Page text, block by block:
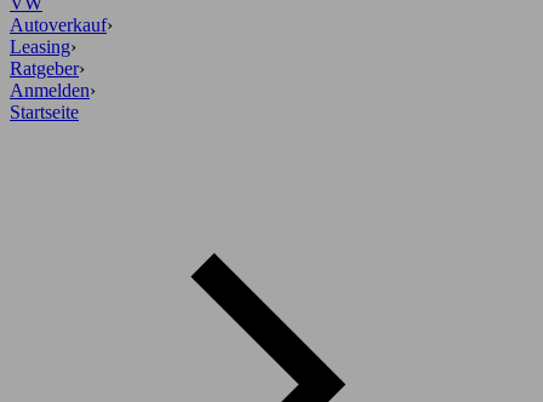
Autoverkauf›
Leasing›
Ratgeber›
Anmelden›
Startseite